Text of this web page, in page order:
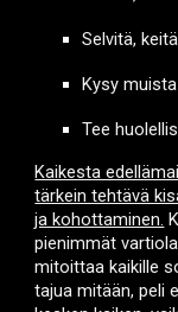
Selvitä,
Kysy
Tee
Kaikesta
tärkein tehtävä
ja kohottaminen.
pienimmät
mitoittaa kaikille
tajua mitään, peli